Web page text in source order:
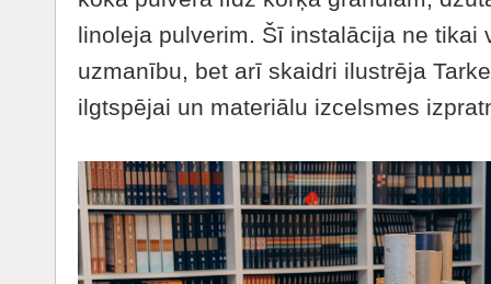
linoleja pulverim. Šī instalācija ne tikai
uzmanību, bet arī skaidri ilustrēja
ilgtspējai un materiālu izcelsmes